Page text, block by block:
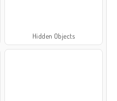
Hidden Objects